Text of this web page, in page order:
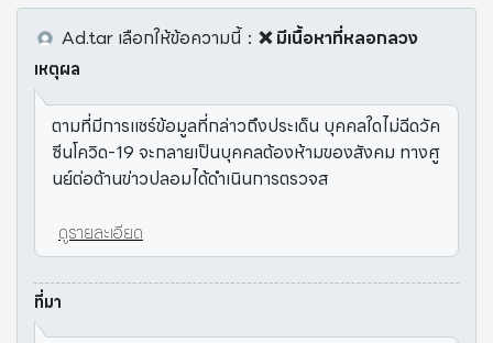
Ad.tar เลือกให้ข้อความนี้： ❌ มีเนื้อหาที่หลอกลวง
เหตุผล
ตามที่มีการแชร์ข้อมูลที่กล่าวถึงประเด็น บุคคลใดไม่ฉีดวัค
ซีนโควิด-19 จะกลายเป็นบุคคลต้องห้ามของสังคม ทางศู
นย์ต่อต้านข่าวปลอมได้ดำเนินการตรวจส
ดูรายละเอียด
ที่มา